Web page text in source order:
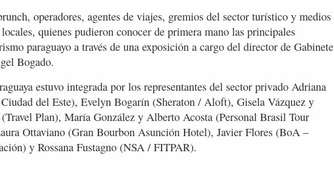
operadores, agentes de viajes, gremios del sector turístico y medios
quienes pudieron conocer de primera mano las principales
paraguayo a través de una exposición a cargo del director de Gabinete
Bogado.
estuvo integrada por los representantes del sector privado Adriana
del Este), Evelyn Bogarín (Sheraton / Aloft), Gisela Vázquez y
Plan), María González y Alberto Acosta (Personal Brasil Tour
Ottaviano (Gran Bourbon Asunción Hotel), Javier Flores (BoA –
y Rossana Fustagno (NSA / FITPAR).